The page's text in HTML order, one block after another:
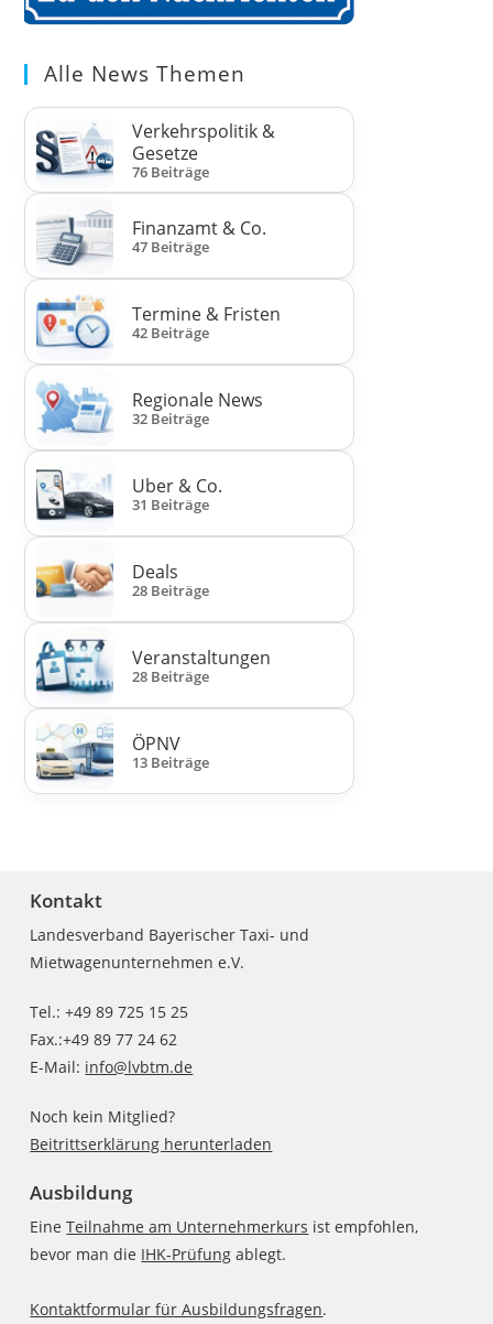
Alle News Themen
Verkehrspolitik &
Gesetze
76 Beiträge
Finanzamt & Co.
47 Beiträge
Termine & Fristen
42 Beiträge
Regionale News
32 Beiträge
Uber & Co.
31 Beiträge
Deals
28 Beiträge
Veranstaltungen
28 Beiträge
ÖPNV
13 Beiträge
Kontakt
Landesverband Bayerischer Taxi- und
Mietwagenunternehmen e.V.
Tel.: +49 89 725 15 25
Fax.:+49 89 77 24 62
E-Mail: info@lvbtm.de
Noch kein Mitglied?
Beitrittserklärung herunterladen
Ausbildung
EineTeilnahme am Unternehmerkurs ist empfohlen,
bevor man die IHK-Prüfung ablegt.
Kontaktformular für Ausbildungsfragen.